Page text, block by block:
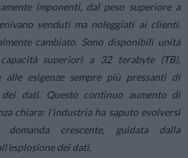
imponenti, dal peso superiore a
venduti ma noleggiati ai clienti.
cambiato. Sono disponibili unità
superiori a 32 terabyte (TB),
alle esigenze sempre più pressanti di
dei dati. Questo continuo aumento di
chiara: l’industria ha saputo evolversi
crescente, guidata dalla
dei dati.